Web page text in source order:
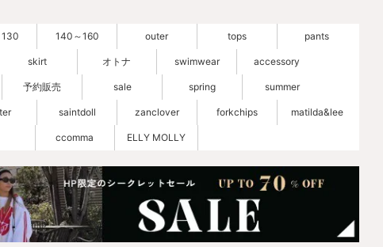
140～160 outer tops pants
skirt オトナ swimwear accessory
予約販売 sale spring summer
saintdoll zanclover forkchips matilda&lee
ccomma ELLY MOLLY